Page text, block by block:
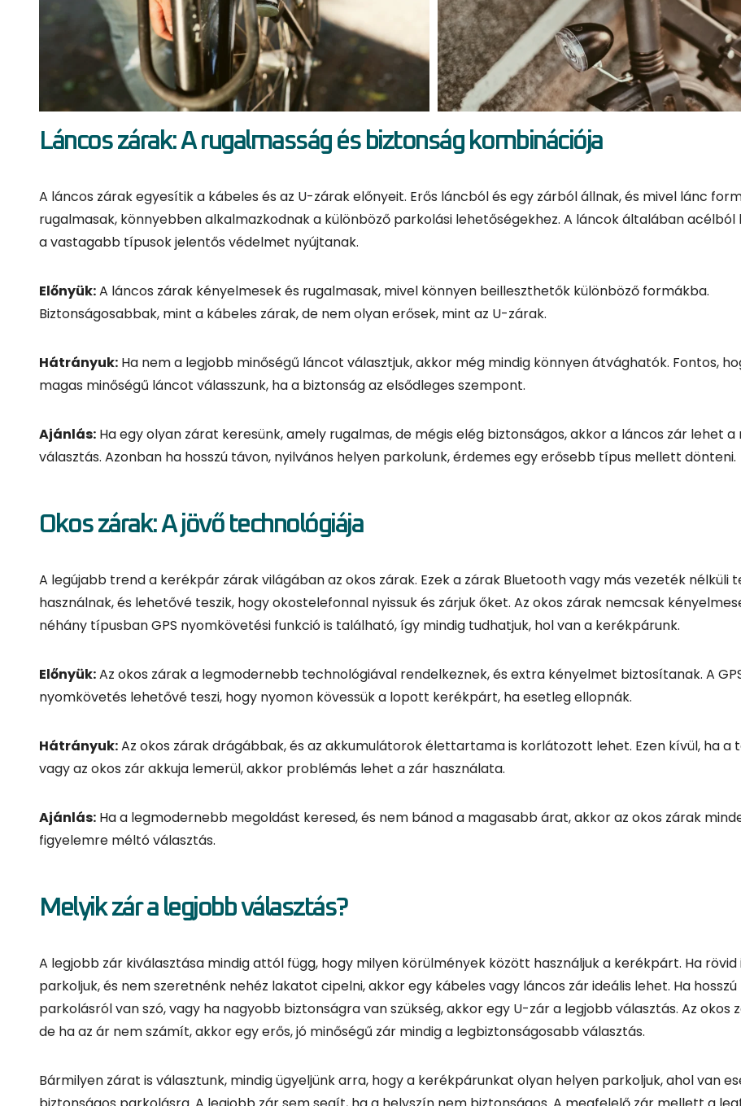
A láncos zárak egyesítik a kábeles és az U-zárak előnyeit. Erős láncból és egy zárból állnak, és mivel lánc
rugalmasak, könnyebben alkalmazkodnak a különböző parkolási lehetőségekhez. A láncok általában acélból
a vastagabb típusok jelentős védelmet nyújtanak.
Előnyük:
A láncos zárak kényelmesek és rugalmasak, mivel könnyen beilleszthetők különböző formákba.
Biztonságosabbak, mint a kábeles zárak, de nem olyan erősek, mint az U-zárak.
Hátrányuk:Ha nem a legjobb minőségű láncot választjuk, akkor még mindig könnyen átvághatók. Fontos,
magas minőségű láncot válasszunk, ha a biztonság az elsődleges szempont.
választás. Azonban ha hosszú távon, nyilvános helyen parkolunk, érdemes egy erősebb típus mellett dönteni.
Okos zárak: A jövő technológiája
használnak, és lehetővé teszik, hogy okostelefonnal nyissuk és zárjuk őket. Az okos zárak nemcsak
néhány típusban GPS nyomkövetési funkció is található, így mindig tudhatjuk, hol van a kerékpárunk.
Előnyük:
Az okos zárak a legmodernebb technológiával rendelkeznek, és extra kényelmet biztosítanak. A GPS
nyomkövetés lehetővé teszi, hogy nyomon kövessük a lopott kerékpárt, ha esetleg ellopnák.
Hátrányuk:Az okos zárak drágábbak, és az akkumulátorok élettartama is korlátozott lehet. Ezen kívül, ha a
vagy az okos zár akkuja lemerül, akkor problémás lehet a zár használata.
figyelemre méltó választás.
Melyik zár a legjobb választás?
parkoljuk, és nem szeretnénk nehéz lakatot cipelni, akkor egy kábeles vagy láncos zár ideális lehet. Ha hosszú
parkolásról van szó, vagy ha nagyobb biztonságra van szükség, akkor egy U-zár a legjobb választás. Az okos
Bármilyen zárat is választunk, mindig ügyeljünk arra, hogy a kerékpárunkat olyan helyen parkoljuk, ahol van
hogy mindig legyünk éberek és tudatosak!